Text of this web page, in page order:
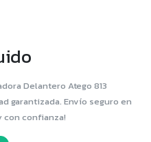
Delantero Atego 813
garantizada. Envío seguro en
con confianza!